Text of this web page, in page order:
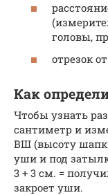
головы,
отрезок
Как
Чтобы узнать
сантиметр и
ВШ (высоту
уши и под
3 + 3 см. =
закроет уши.